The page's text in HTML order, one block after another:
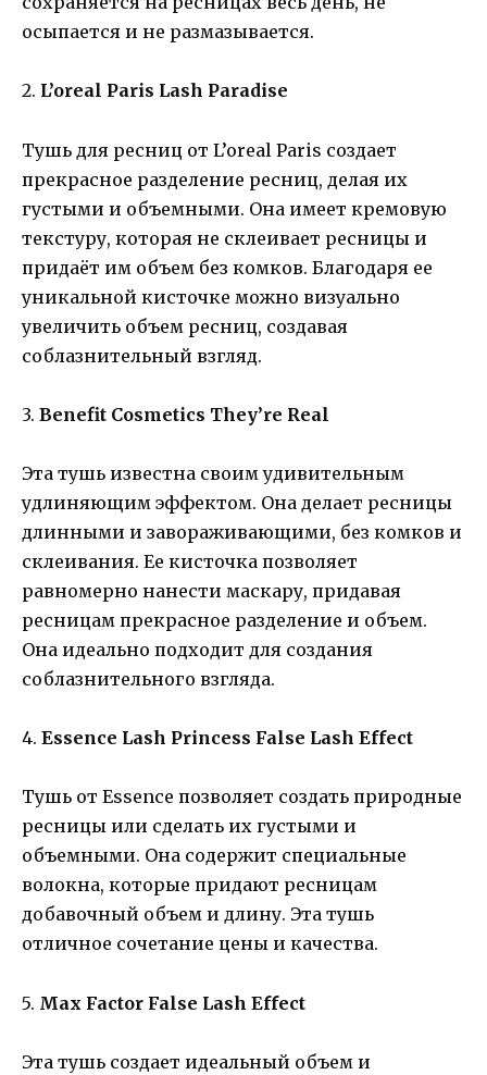
осыпается и не размазывается.
2. L’oreal Paris Lash Paradise
Тушь для ресниц от L’oreal Paris создает
прекрасное разделение ресниц, делая их
густыми и объемными. Она имеет кремовую
текстуру, которая не склеивает ресницы и
придаёт им объем без комков. Благодаря ее
уникальной кисточке можно визуально
увеличить объем ресниц, создавая
соблазнительный взгляд.
3. Benefit Cosmetics They’re Real
Эта тушь известна своим удивительным
удлиняющим эффектом. Она делает ресницы
длинными и завораживающими, без комков и
склеивания. Ее кисточка позволяет
равномерно нанести маскару, придавая
ресницам прекрасное разделение и объем.
Она идеально подходит для создания
соблазнительного взгляда.
4. Essence Lash Princess False Lash Effect
Тушь от Essence позволяет создать природные
ресницы или сделать их густыми и
объемными. Она содержит специальные
волокна, которые придают ресницам
добавочный объем и длину. Эта тушь
отличное сочетание цены и качества.
5. Max Factor False Lash Effect
Эта тушь создает идеальный объем и